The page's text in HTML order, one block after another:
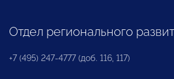
Отдел регионального
+7 (495) 247-4777 (доб. 116, 117)